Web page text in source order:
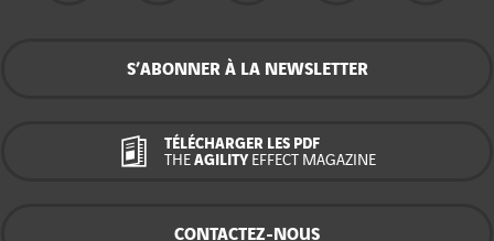
S’ABONNER À LA NEWSLETTER
TÉLÉCHARGER LES PDF
THE AGILITY EFFECT MAGAZINE
CONTACTEZ-NOUS